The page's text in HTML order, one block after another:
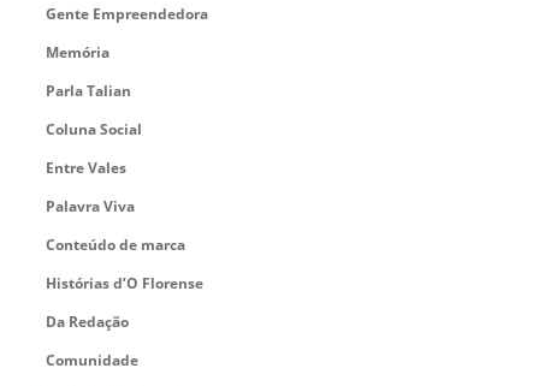
Gente Empreendedora
Memória
Parla Talian
Coluna Social
Entre Vales
Palavra Viva
Conteúdo de marca
Histórias d’O Florense
Da Redação
Comunidade